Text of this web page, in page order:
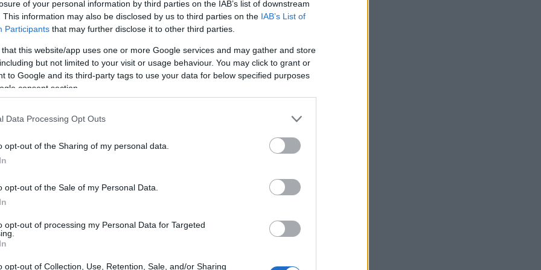
of your personal information by third parties on the IAB’s list of downstream
This information may also be disclosed by us to third parties on the IAB’s List of
Participants that may further disclose it to other third parties.
that this website/app uses one or more Google services and may gather and store
but not limited to your visit or usage behaviour. You may click to grant or
to Google and its third-party tags to use your data for below specified purposes
consent section.
Data Processing Opt Outs
opt-out of the Sharing of my personal data.
opt-out of the Sale of my Personal Data.
opt-out of processing my Personal Data for Targeted
opt-out of Collection, Use, Retention, Sale, and/or Sharing
βελτιούμενη εικόνα κερδοφορίας
και ηανανεωμένη εκτίμηση για
της τάξης του 11% για το
ο CEO του Ομίλου.
νέο στρατηγικό πλάνο της Τράπεζας,
από τη διεθνή επενδυτική
επενδυτών στις πάνω από 50
σας διαβεβαιώ ότι το ενδιαφέρον
το πλαίσιο και δεδομένης της
αποεπένδυση του Ταμείου
από τις Ελληνικές
ευρωαγορές
τεχνολογίες στη «μάχη»
10:10 Χωροταξικό για τον Τουρισμό:
Στρατηγικό εργαλείο για οργανωμένη
δεν αναρτώνται - Υποχρεωτική από 1η
Ρωσία: Πυρκαγιά σε αποθήκη του
Προκηρύσσεται σήμερα το καθεστώς
Γερμανία: Αυξήθηκαν οι εξαγωγές τον
Ιούνιο